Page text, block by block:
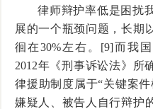
律师辩护率低是困扰
展的一个瓶颈问题，长期
徊在30%左右。[9]而我国
2012年《刑事诉讼法》所
律援助制度属于“关键案
嫌疑人、被告人自行辩护